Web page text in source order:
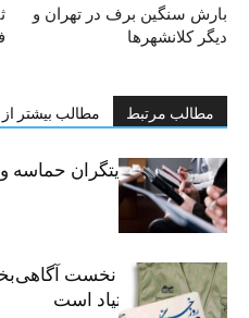
بارش سنگین برف در تهران و
دیگر کلانشهرها
مطالب مرتبط مطالب بیشتر از
خبرنگاران، روایتگران حماسه
حقیقت
«رسانه» سنگر نخست
پیشگیری از اعتیاد است